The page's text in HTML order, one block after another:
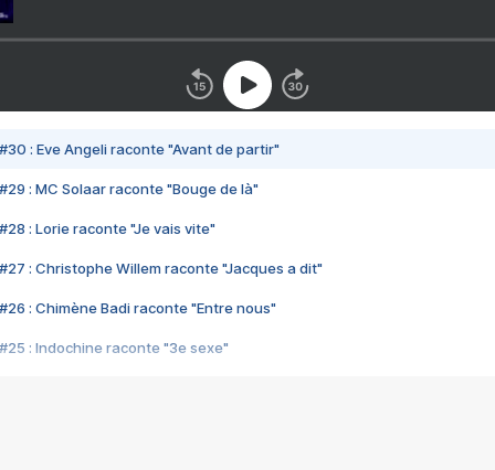
#30 : Eve Angeli raconte "Avant de partir"
#29 : MC Solaar raconte "Bouge de là"
#28 : Lorie raconte "Je vais vite"
#27 : Christophe Willem raconte "Jacques a dit"
#26 : Chimène Badi raconte "Entre nous"
#25 : Indochine raconte "3e sexe"